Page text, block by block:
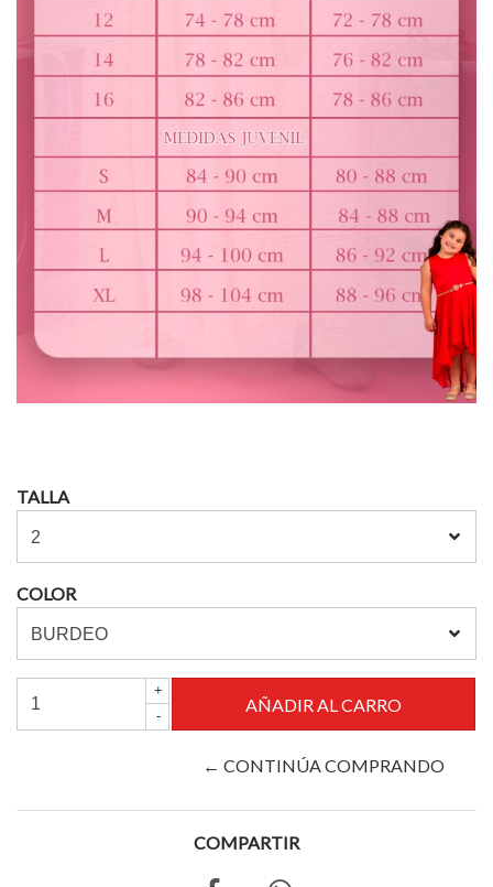
TALLA
COLOR
+
-
← CONTINÚA COMPRANDO
COMPARTIR